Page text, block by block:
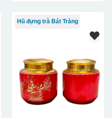
Hũ đựng trà Bát Tràng